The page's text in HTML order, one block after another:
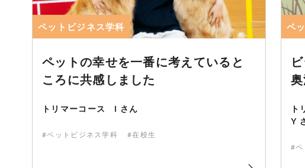
ペットビジネス学科
ペットの幸せを一番に考えていると
ころに共感しました
トリマーコース I さん
#ペットビジネス学科 #在校生
ペ
ト
Y
#ペ